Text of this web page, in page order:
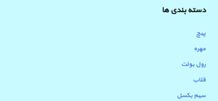
دسته بندی ها
پیچ
مهره
رول بولت
قلاب
سیم بکسل